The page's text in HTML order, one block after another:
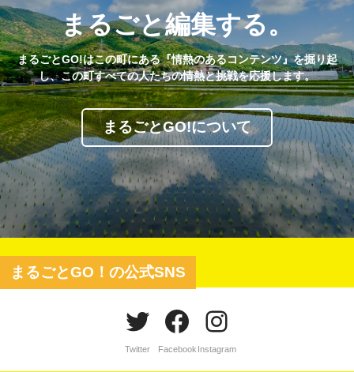
まるごと編集する。
まるごとGO!はこの町にある『情熱のあるコンテンツ』を掘り起
し、この町すべての人たちの情熱と挑戦を応援します。
まるごとGO!について
まるごとGO！の公式SNS